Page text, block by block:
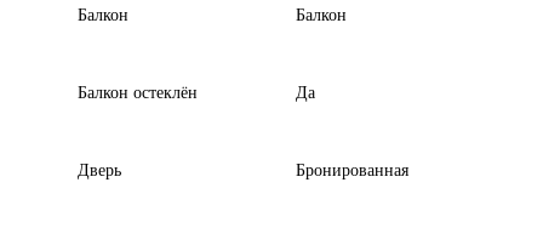
Балкон Балкон
Балкон остеклён Да
Дверь Бронированная